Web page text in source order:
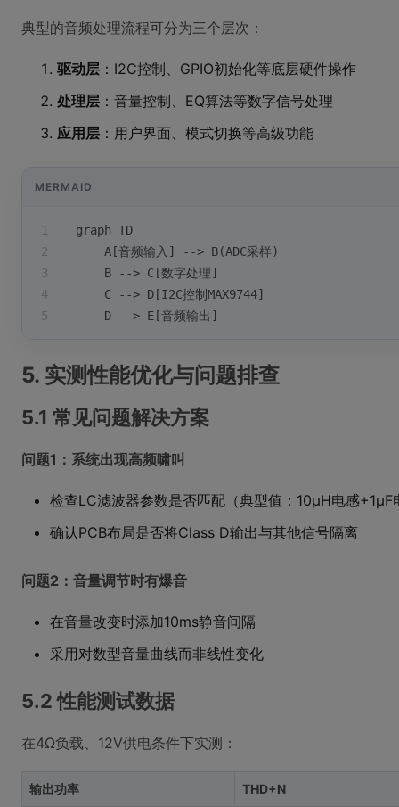
典型的音频处理流程可分为三个层次：
驱动层 ：I2C控制、GPIO初始化等底层硬件操作
处理层 ：音量控制、EQ算法等数字信号处理
应用层 ：用户界面、模式切换等高级功能
MERMAID
1
graph TD
2
    A[音频输入] --> B(ADC采样)
3
    B --> C[数字处理]
4
    C --> D[I2C控制MAX9744]
5
    D --> E[音频输出]
5. 实测性能优化与问题排查
5.1 常见问题解决方案
问题1：系统出现高频啸叫
检查LC滤波器参数是否匹配（典型值：10μH电感+1μF
确认PCB布局是否将Class D输出与其他信号隔离
问题2：音量调节时有爆音
在音量改变时添加10ms静音间隔
采用对数型音量曲线而非线性变化
5.2 性能测试数据
在4Ω负载、12V供电条件下实测：
输出功率 THD+N